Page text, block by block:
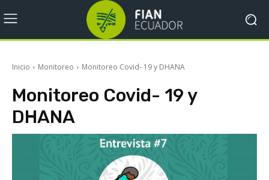
Inicio Monitoreo Monitoreo Covid- 19 y DHANA
Monitoreo Covid- 19 y
DHANA